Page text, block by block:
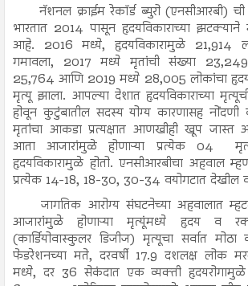
नॅशनल क्राईम रेकॉर्ड ब्युरो (एनसीआरबी)
भारतात 2014 पासून हृदयविकाराच्या
आहे. 2016 मध्ये, हृदयविकारामुळे 21,914
गमावला, 2017 मध्ये मृतांची संख्या
25,764 आणि 2019 मध्ये 28,005 लोकांचा
मृत्यू झाला. आपल्या देशात हृदयविकाराच्या
होवून कुटुंबातील सदस्य योग्य कारणासह
मृतांचा आकडा प्रत्यक्षात आणखीही खूप जास्त
आता आजारांमुळे होणाऱ्या प्रत्येक 04
हृदयविकारामुळे होतो. एनसीआरबीचा अहवाल
प्रत्येक 14-18, 18-30, 30-34 वयोगटात देखील
जागतिक आरोग्य संघटनेच्या अहवालात
आजारांमुळे होणाऱ्या मृत्यूंमध्ये हृदय व
(कार्डियोवास्कुलर डिजीज) मृत्यूचा सर्वात मोठा
फेडरेशनच्या मते, दरवर्षी 17.9 दशलक्ष लोक
मध्ये, दर 36 सेकंदात एक व्यक्ती हृदयरोगामुळे